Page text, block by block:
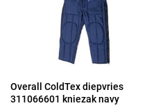
Overall ColdTex diepvries
311066601 kniezak navy